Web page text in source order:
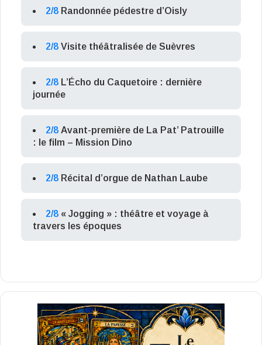
2/8 Randonnée pédestre d’Oisly
2/8 Visite théâtralisée de Suèvres
2/8 L’Écho du Caquetoire : dernière
journée
2/8 Avant-première de La Pat’ Patrouille
: le film – Mission Dino
2/8 Récital d’orgue de Nathan Laube
2/8 « Jogging » : théâtre et voyage à
travers les époques